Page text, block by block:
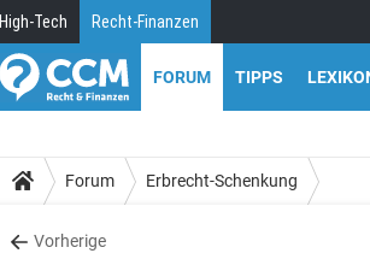
High-Tech Recht-Finanzen
FORUM TIPPS
Forum Erbrecht-Schenkung
Vorherige